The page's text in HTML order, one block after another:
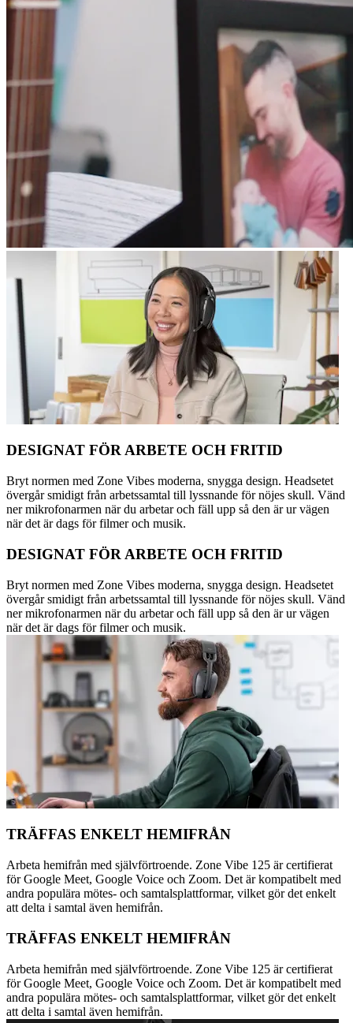
DESIGNAT FÖR ARBETE OCH FRITID
Bryt normen med Zone Vibes moderna, snygga design. Headsetet
övergår smidigt från arbetssamtal till lyssnande för nöjes skull. Vänd
ner mikrofonarmen när du arbetar och fäll upp så den är ur vägen
när det är dags för filmer och musik.
DESIGNAT FÖR ARBETE OCH FRITID
Bryt normen med Zone Vibes moderna, snygga design. Headsetet
övergår smidigt från arbetssamtal till lyssnande för nöjes skull. Vänd
ner mikrofonarmen när du arbetar och fäll upp så den är ur vägen
när det är dags för filmer och musik.
TRÄFFAS ENKELT HEMIFRÅN
Arbeta hemifrån med självförtroende. Zone Vibe 125 är certifierat
för Google Meet, Google Voice och Zoom. Det är kompatibelt med
andra populära mötes- och samtalsplattformar, vilket gör det enkelt
att delta i samtal även hemifrån.
TRÄFFAS ENKELT HEMIFRÅN
Arbeta hemifrån med självförtroende. Zone Vibe 125 är certifierat
för Google Meet, Google Voice och Zoom. Det är kompatibelt med
andra populära mötes- och samtalsplattformar, vilket gör det enkelt
att delta i samtal även hemifrån.